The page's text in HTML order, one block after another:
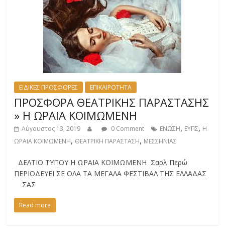
ΕΙΔΙΚΕΣ ΠΡΟΣΦΟΡΕΣ ΕΠΙΚΑΙΡΟΤΗΤΑ
ΠΡΟΣΦΟΡΑ ΘΕΑΤΡΙΚΗΣ ΠΑΡΑΣΤΑΣΗΣ
» Η ΩΡΑΙΑ ΚΟΙΜΩΜΕΝΗ
Αύγουστος 13, 2019 0 Comment ΕΝΩΣΗ, ΕΥΠΣ, Η
ΩΡΑΙΑ ΚΟΙΜΩΜΕΝΗ, ΘΕΑΤΡΙΚΗ ΠΑΡΑΣΤΑΣΗ, ΜΕΣΣΗΝΙΑΣ
ΔΕΛΤΙΟ ΤΥΠΟΥ Η ΩΡΑΙΑ ΚΟΙΜΩΜΕΝΗ Σαρλ Περώ
ΠΕΡΙΟΔΕΥΕΙ ΣΕ ΟΛΑ ΤΑ ΜΕΓΑΛΑ ΦΕΣΤΙΒΑΛ ΤΗΣ ΕΛΛΑΔΑΣ
ΣΑΣ
Read more